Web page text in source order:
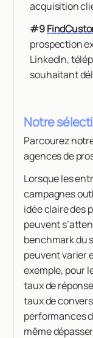
acquisition
#9
prospection
LinkedIn,
souhaitant
Notre
Parcourez
agences de
Lorsque les
campagnes
idée claire des
peuvent
benchmark du
peuvent varier
exemple, pour
taux de
taux de
performances
même